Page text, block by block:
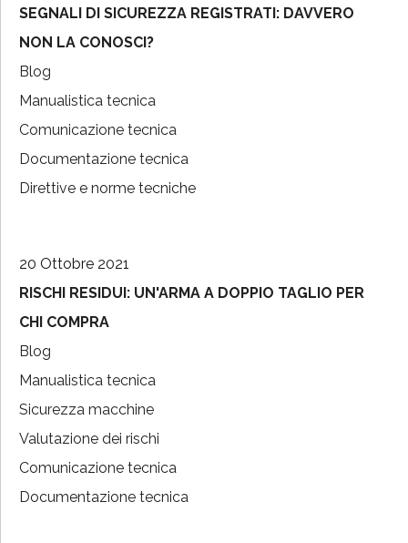
SEGNALI DI SICUREZZA REGISTRATI: DAVVERO
NON LA CONOSCI?
Blog
Manualistica tecnica
Comunicazione tecnica
Documentazione tecnica
Direttive e norme tecniche
20 Ottobre 2021
RISCHI RESIDUI: UN'ARMA A DOPPIO TAGLIO PER
CHI COMPRA
Blog
Manualistica tecnica
Sicurezza macchine
Valutazione dei rischi
Comunicazione tecnica
Documentazione tecnica